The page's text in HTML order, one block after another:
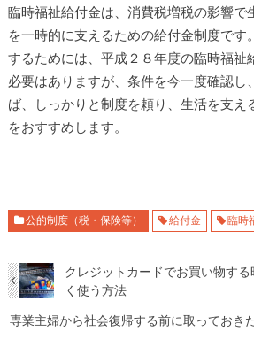
臨時福祉給付金は、消費税増税の影響で
を一時的に支えるための給付金制度です
するためには、平成２８年度の臨時福祉
必要はありますが、条件を今一度確認し
ば、しっかりと制度を頼り、生活を支え
をおすすめします。
公的制度（税・保険等） 給付金 臨時
クレジットカードでお買い物す
く使う方法
専業主婦から社会復帰する前に取っておき